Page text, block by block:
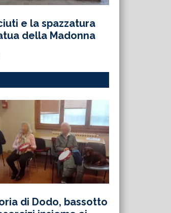
e la spazzatura
della Madonna
di Dodo, bassotto